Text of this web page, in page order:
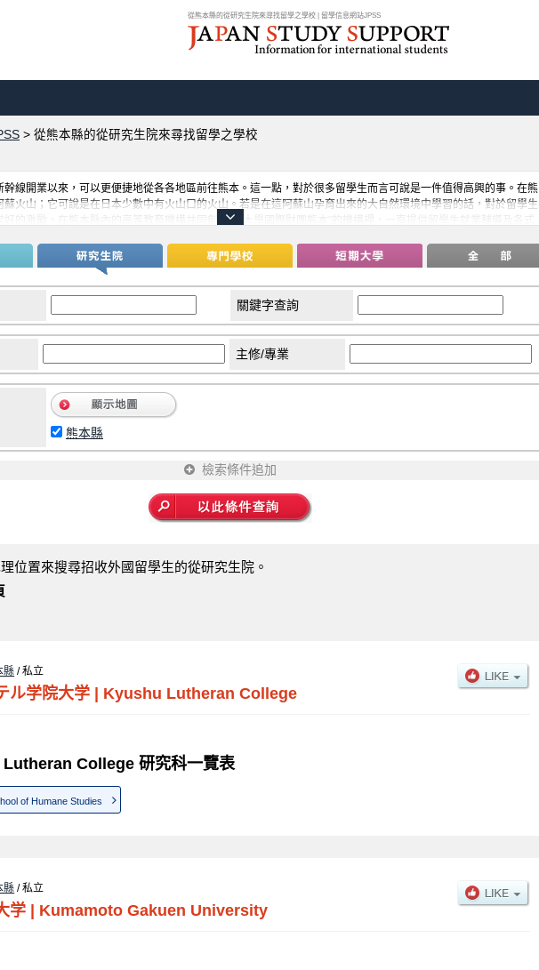
從熊本縣的從研究生院來尋找留學之學校 | 留學信息網站JPSS
> 從熊本縣的從研究生院來尋找留學之學校
幹線開業以來，可以更便捷地從各各地區前往熊本。這一點，對於很多留學生而言可說是一件值得高興的事。在熊
蘇火山；它可說是在日本少數中有火山口的火山。若是在這阿蘇山孕育出來的大自然環境中學習的話，對於留學生
好的激勵。在熊本縣內的高等教育機構共同創辦了“大學國際財團熊本”的機構裡，一直提供留學生就業輔導及各式
關鍵字查詢
主修/專業
熊本縣
檢索條件追加
位置來搜尋招收外國留學生的從研究生院。
縣 / 私立
ル学院大学 Kyushu Lutheran College
College 研究科一覽表
of Humane Studies
縣 / 私立
学 | Kumamoto Gakuen University